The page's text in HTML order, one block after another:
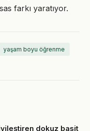
farkı yaratıyor.
yaşam boyu öğrenme
dokuz basit